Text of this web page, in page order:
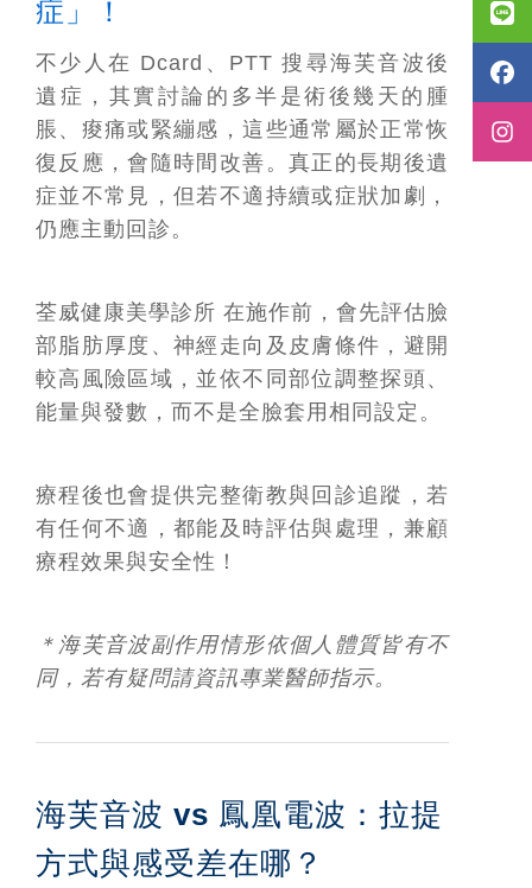
症」！
不少人在 Dcard、PTT 搜尋海芙音波後
遺症，其實討論的多半是術後幾天的腫
脹、痠痛或緊繃感，這些通常屬於正常恢
復反應，會隨時間改善。真正的長期後遺
症並不常見，但若不適持續或症狀加劇，
仍應主動回診。
荃威健康美學診所 在施作前，會先評估臉
部脂肪厚度、神經走向及皮膚條件，避開
較高風險區域，並依不同部位調整探頭、
能量與發數，而不是全臉套用相同設定。
療程後也會提供完整衛教與回診追蹤，若
有任何不適，都能及時評估與處理，兼顧
療程效果與安全性！
＊海芙音波副作用情形依個人體質皆有不
同，若有疑問請資訊專業醫師指示。
海芙音波 vs 鳳凰電波：拉提
方式與感受差在哪？